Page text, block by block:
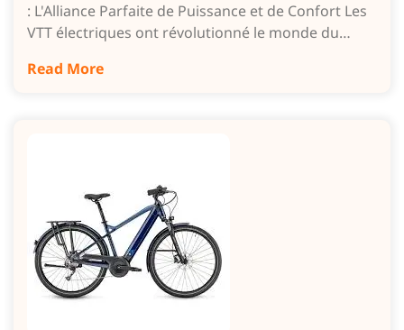
: L'Alliance Parfaite de Puissance et de Confort Les
VTT électriques ont révolutionné le monde du…
Read More